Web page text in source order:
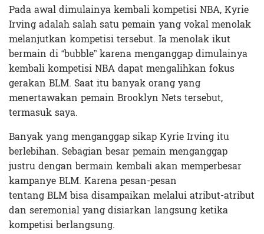
Pada awal dimulainya kembali kompetisi NBA, Kyrie
Irving adalah salah satu pemain yang vokal menolak
melanjutkan kompetisi tersebut. Ia menolak ikut
bermain di “bubble” karena menganggap dimulainya
kembali kompetisi NBA dapat mengalihkan fokus
gerakan BLM. Saat itu banyak orang yang
menertawakan pemain Brooklyn Nets tersebut,
termasuk saya.
Banyak yang menganggap sikap Kyrie Irving itu
berlebihan. Sebagian besar pemain menganggap
justru dengan bermain kembali akan memperbesar
kampanye BLM. Karena pesan-pesan
tentang BLM bisa disampaikan melalui atribut-atribut
dan seremonial yang disiarkan langsung ketika
kompetisi berlangsung.